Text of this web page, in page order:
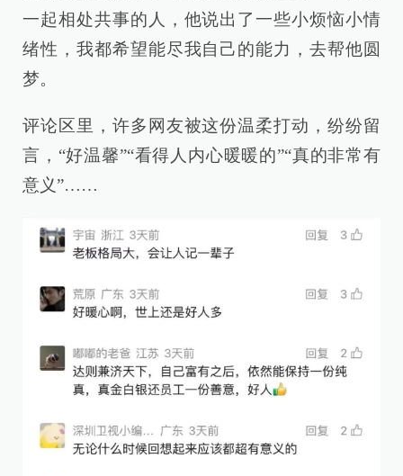
一起相处共事的人，他说出了一些小烦恼小情
绪性，我都希望能尽我自己的能力，去帮他圆
梦。
评论区里，许多网友被这份温柔打动，纷纷留
言，“好温馨”“看得人内心暖暖的”“真的非常有
意义”……